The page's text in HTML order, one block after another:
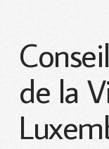
de la